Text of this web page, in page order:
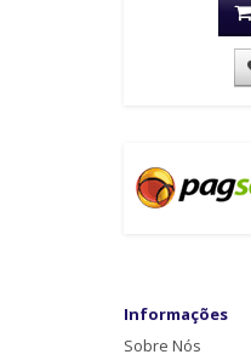
Informações
Sobre Nós